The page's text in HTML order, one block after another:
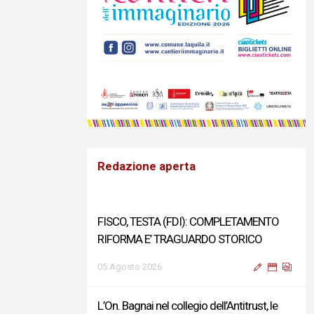
Redazione aperta
FISCO, TESTA (FDI): COMPLETAMENTO
RIFORMA E’ TRAGUARDO STORICO
05 Agosto 2026
L’On. Bagnai nel collegio dell’Antitrust, le